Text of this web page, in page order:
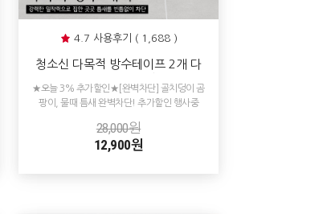
4.7 사용후기 ( 1,688 )
청소신 다목적 방수테이프 2개 다
★오늘 3% 추가할인★[완벽차단] 골치덩이 곰
팡이, 물때 틈새 완벽차단! 추가할인 행사중
28,000원
12,900원